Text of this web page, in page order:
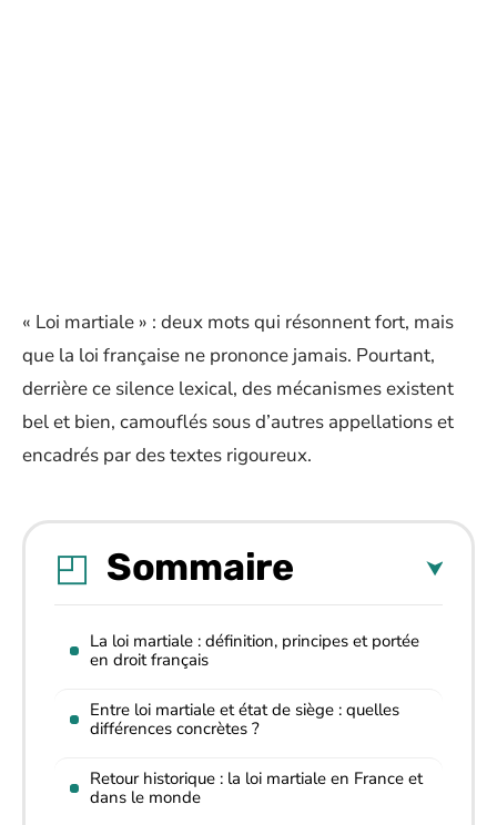
« Loi martiale » : deux mots qui résonnent fort, mais
que la loi française ne prononce jamais. Pourtant,
derrière ce silence lexical, des mécanismes existent
bel et bien, camouflés sous d’autres appellations et
encadrés par des textes rigoureux.
Sommaire
La loi martiale : définition, principes et portée
en droit français
Entre loi martiale et état de siège : quelles
différences concrètes ?
Retour historique : la loi martiale en France et
dans le monde